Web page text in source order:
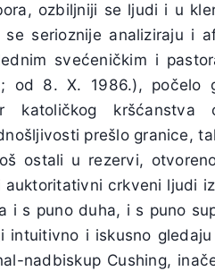
ozbiljniji se ljudi i u
serioznije analiziraju i
svećeničkim i
od 8. X. 1986.), počelo
katoličkog
prešlo granice,
ostali u rezervi,
auktoritativni crkveni ljudi
i s puno duha, i s puno
intuitivno i iskusno
nadbiskup Cushing,